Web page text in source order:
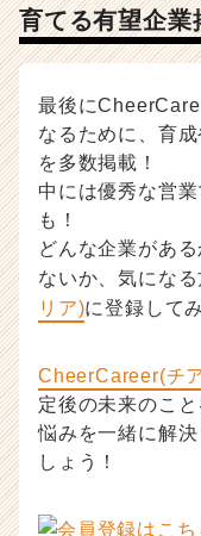
育てる有望企業
最後に
なるために、育
を多数掲載！
中には優秀な営
も！
どんな企業があ
ないか、気にな
リア)に登録して
CheerCareer(チ
定後の未来のこと
悩みを一緒に解
しょう！